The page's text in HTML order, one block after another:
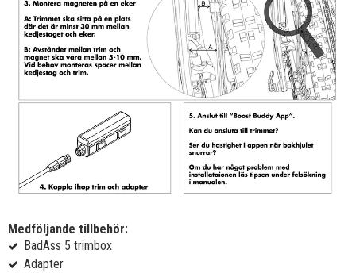
Medföljande tillbehör:
BadAss 5 trimbox
Adapter